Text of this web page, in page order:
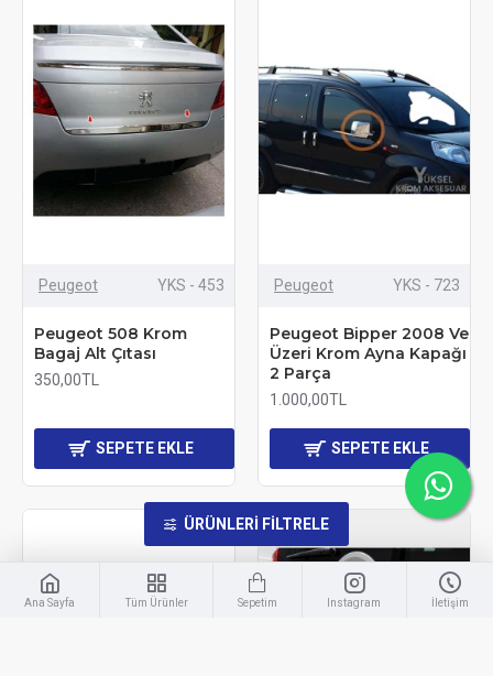
Peugeot YKS - 453
Peugeot 508 Krom
Bagaj Alt Çıtası
350,00TL
SEPETE EKLE
Peugeot YKS - 723
Peugeot Bipper 2008 Ve
Üzeri Krom Ayna Kapağı
2 Parça
1.000,00TL
SEPETE EKLE
Ana Sayfa Tüm Ürünler Sepetim Instagram İletişim
ÜRÜNLERI FILTRELE